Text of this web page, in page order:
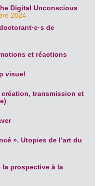
Digital Unconscious
2024
de
et réactions
visuel
création, transmission et
». Utopies de l’art du
prospective à la